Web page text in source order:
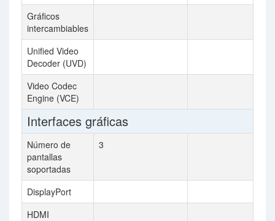
Gráficos
intercambiables
Unified Video
Decoder (UVD)
Video Codec
Engine (VCE)
Interfaces gráficas
Número de
pantallas
soportadas
3
DisplayPort
HDMI